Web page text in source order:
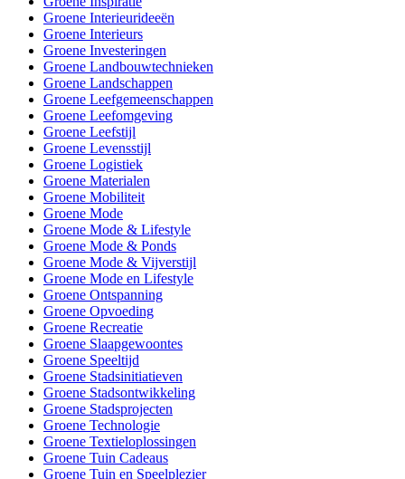
Groene Interieurideeën
Groene Interieurs
Groene Investeringen
Groene Landbouwtechnieken
Groene Landschappen
Groene Leefgemeenschappen
Groene Leefomgeving
Groene Leefstijl
Groene Levensstijl
Groene Logistiek
Groene Materialen
Groene Mobiliteit
Groene Mode
Groene Mode & Lifestyle
Groene Mode & Ponds
Groene Mode & Vijverstijl
Groene Mode en Lifestyle
Groene Ontspanning
Groene Opvoeding
Groene Recreatie
Groene Slaapgewoontes
Groene Speeltijd
Groene Stadsinitiatieven
Groene Stadsontwikkeling
Groene Stadsprojecten
Groene Technologie
Groene Textieloplossingen
Groene Tuin Cadeaus
Groene Tuin en Speelplezier